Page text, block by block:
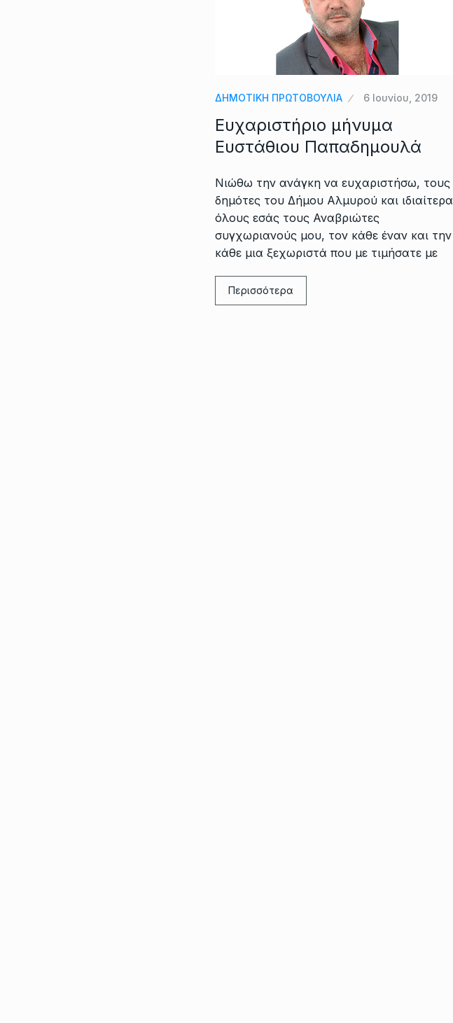
ΔΗΜΟΤΙΚΗ ΠΡΩΤΟΒΟΥΛΙΑ 6 Ιουνίου, 2019
Ευχαριστήριο μήνυμα
Ευστάθιου Παπαδημουλά
Νιώθω την ανάγκη να ευχαριστήσω, τους
δημότες του Δήμου Αλμυρού και ιδιαίτερα
όλους εσάς τους Αναβριώτες
συγχωριανούς μου, τον κάθε έναν και την
κάθε μια ξεχωριστά που με τιμήσατε με
Περισσότερα